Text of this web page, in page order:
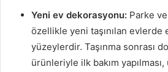
Yeni ev dekorasyonu: Parke
özellikle yeni taşınılan
yüzeylerdir. Taşınma sonrası
ürünleriyle ilk bakım